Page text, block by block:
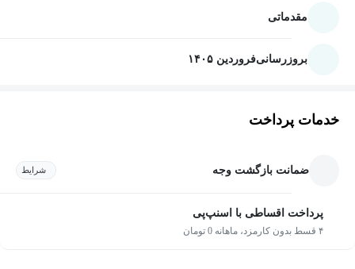
مقدماتی
بروزرسانیفروردین ۱۴۰۵
خدمات پرداخت
ضمانت بازگشت وجه شرایط
پرداخت اقساطی با اسنپ‌پی
۴ قسط بدون کارمزد، ماهانه 0 تومان